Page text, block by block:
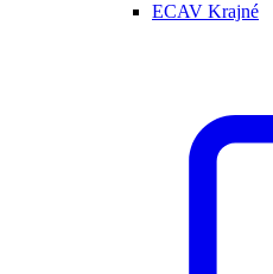
ECAV Krajné